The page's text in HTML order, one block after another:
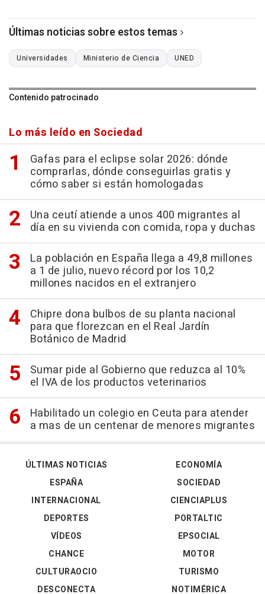
Últimas noticias sobre estos temas
Universidades Ministerio de Ciencia UNED
Contenido patrocinado
Lo más leído en Sociedad
Gafas para el eclipse solar 2026: dónde
comprarlas, dónde conseguirlas gratis y
cómo saber si están homologadas
Una ceutí atiende a unos 400 migrantes al
día en su vivienda con comida, ropa y duchas
La población en España llega a 49,8 millones
a 1 de julio, nuevo récord por los 10,2
millones nacidos en el extranjero
Chipre dona bulbos de su planta nacional
para que florezcan en el Real Jardín
Botánico de Madrid
Sumar pide al Gobierno que reduzca al 10%
el IVA de los productos veterinarios
Habilitado un colegio en Ceuta para atender
a mas de un centenar de menores migrantes
ÚLTIMAS NOTICIAS
ESPAÑA
INTERNACIONAL
DEPORTES
VÍDEOS
ECONOMÍA
SOCIEDAD
CIENCIAPLUS
PORTALTIC
EPSOCIAL
CHANCE
CULTURAOCIO
DESCONECTA
MOTOR
TURISMO
NOTIMÉRICA